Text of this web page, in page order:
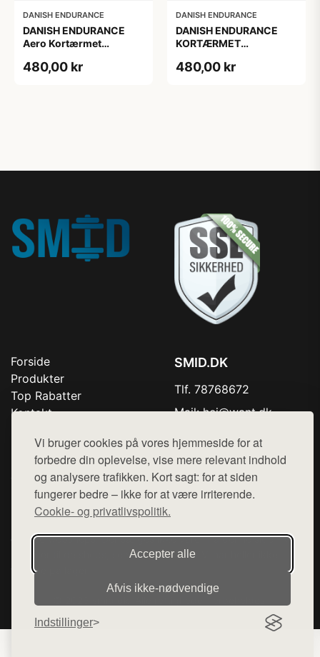
Vi bruger cookies på vores hjemmeside for at
forbedre din oplevelse, vise mere relevant indhold
og analysere trafikken. Kort sagt: for at siden
fungerer bedre – ikke for at være irriterende.
Cookie- og privatlivspolitik.
Accepter alle
Afvis ikke‑nødvendige
Indstillinger
DANISH ENDURANCE
DANISH ENDURANCE
Aero Kortærmet
Pak
480,00 kr
DANISH ENDURANCE
DANISH ENDURANCE
KORTÆRMET
OLIVENGRØN 1-Pak
480,00 kr
Forside
Produkter
Top Rabatter
Kontakt
SMID.DK
Tlf. 78768672
Mail:hej@want.dk
Cookie- og privatlivspolitik
Denne side er en del af want.dk, der udgiver en række
diverse webshops. Der sælges ikke varer fra denne side - vi
henviser til de shops, som sælger varen. Vi har heller ikke
varerne på lager.